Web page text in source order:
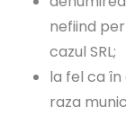
nefiind
cazul SRL;
la fel ca în
raza